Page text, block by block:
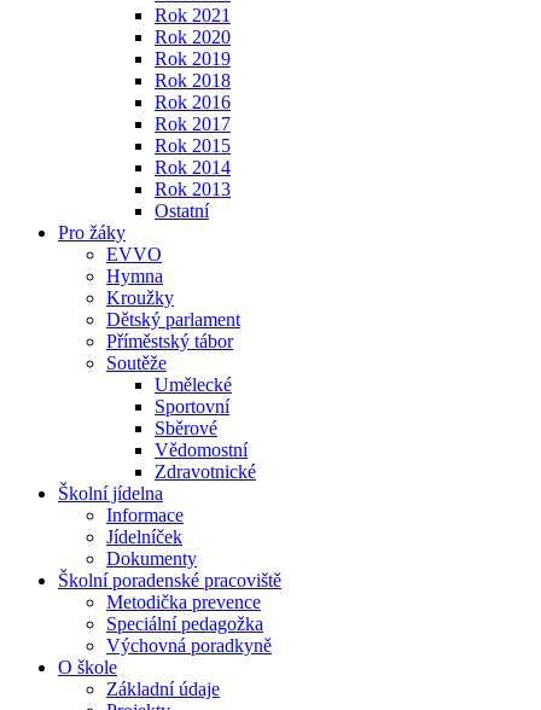
Rok 2021
Rok 2020
Rok 2019
Rok 2018
Rok 2016
Rok 2017
Rok 2015
Rok 2014
Rok 2013
Ostatní
Pro žáky
EVVO
Hymna
Kroužky
Dětský parlament
Příměstský tábor
Soutěže
Umělecké
Sportovní
Sběrové
Vědomostní
Zdravotnické
Školní jídelna
Informace
Jídelníček
Dokumenty
Školní poradenské pracoviště
Metodička prevence
Speciální pedagožka
Výchovná poradkyně
O škole
Základní údaje